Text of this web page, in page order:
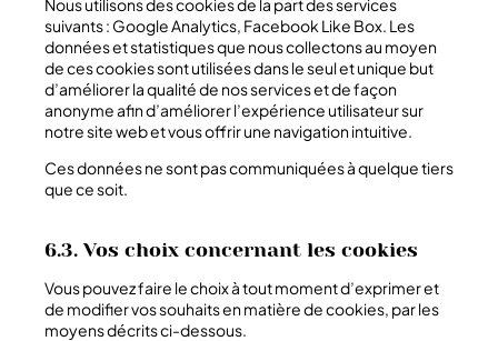
Nous utilisons des cookies de la part des services
suivants : Google Analytics, Facebook Like Box. Les
données et statistiques que nous collectons au moyen
de ces cookies sont utilisées dans le seul et unique but
d’améliorer la qualité de nos services et de façon
anonyme afin d’améliorer l’expérience utilisateur sur
notre site web et vous offrir une navigation intuitive.
Ces données ne sont pas communiquées à quelque tiers
que ce soit.
6.3. Vos choix concernant les cookies
Vous pouvez faire le choix à tout moment d’exprimer et
de modifier vos souhaits en matière de cookies, par les
moyens décrits ci-dessous.